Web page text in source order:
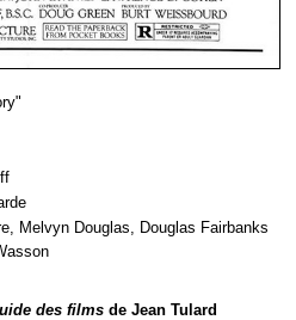
Melvyn Douglas, Douglas Fairbanks
des filmsde Jean Tulard